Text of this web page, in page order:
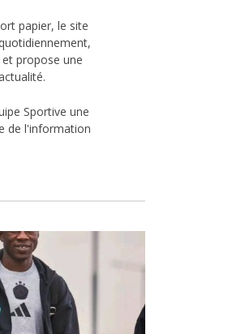
papier, le site
propose une
Sportive une
de l'information